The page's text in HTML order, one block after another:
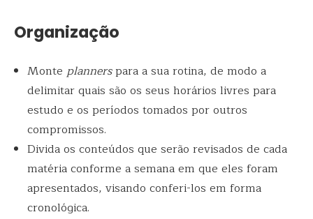
Organização
Monteplannerspara a sua rotina, de modo a
delimitar quais são os seus horários livres para
estudo e os períodos tomados por outros
compromissos.
Divida os conteúdos que serão revisados de cada
matéria conforme a semana em que eles foram
apresentados, visando conferi-los em forma
cronológica.